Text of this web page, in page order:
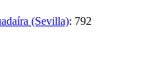
(Sevilla): 792